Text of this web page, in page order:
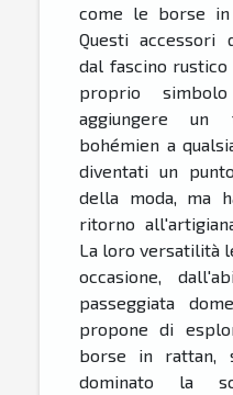
come le borse in
Questi accessori
dal fascino
proprio
aggiungere un
bohémien a
diventati un
della moda, ma
ritorno
La loro versatilità
occasione,
passeggiata
propone di
borse in rattan,
dominato la